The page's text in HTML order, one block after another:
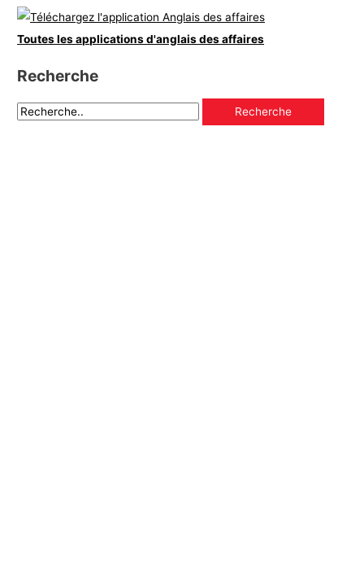
Toutes les applications d'anglais des affaires
Recherche